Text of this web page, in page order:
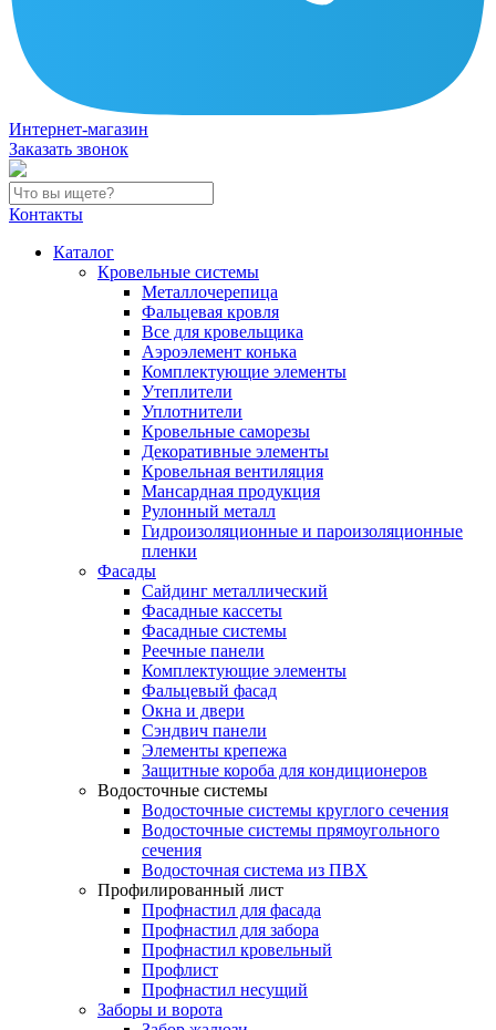
Интернет-магазин
Заказать звонок
Контакты
Каталог
Кровельные системы
Металлочерепица
Фальцевая кровля
Все для кровельщика
Аэроэлемент конька
Комплектующие элементы
Утеплители
Уплотнители
Кровельные саморезы
Декоративные элементы
Кровельная вентиляция
Мансардная продукция
Рулонный металл
Гидроизоляционные и пароизоляционные
пленки
Фасады
Сайдинг металлический
Фасадные кассеты
Фасадные системы
Реечные панели
Комплектующие элементы
Фальцевый фасад
Окна и двери
Сэндвич панели
Элементы крепежа
Защитные короба для кондиционеров
Водосточные системы
Водосточные системы круглого сечения
Водосточные системы прямоугольного
сечения
Водосточная система из ПВХ
Профилированный лист
Профнастил для фасада
Профнастил для забора
Профнастил кровельный
Профлист
Профнастил несущий
Заборы и ворота